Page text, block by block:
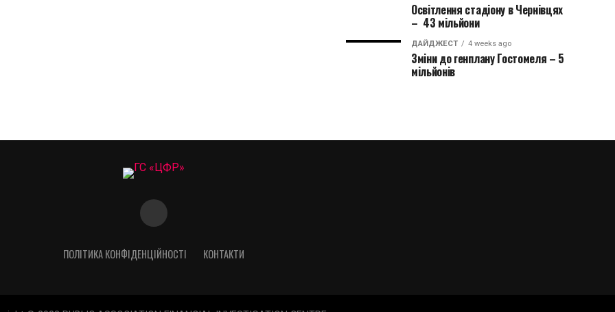
Освітлення стадіону в Чернівцях
– 43 мільйони
ДАЙДЖЕСТ 4 weeks ago
Зміни до генплану Гостомеля – 5
мільйонів
ПОЛІТИКА КОНФІДЕНЦІЙНОСТІ КОНТАКТИ